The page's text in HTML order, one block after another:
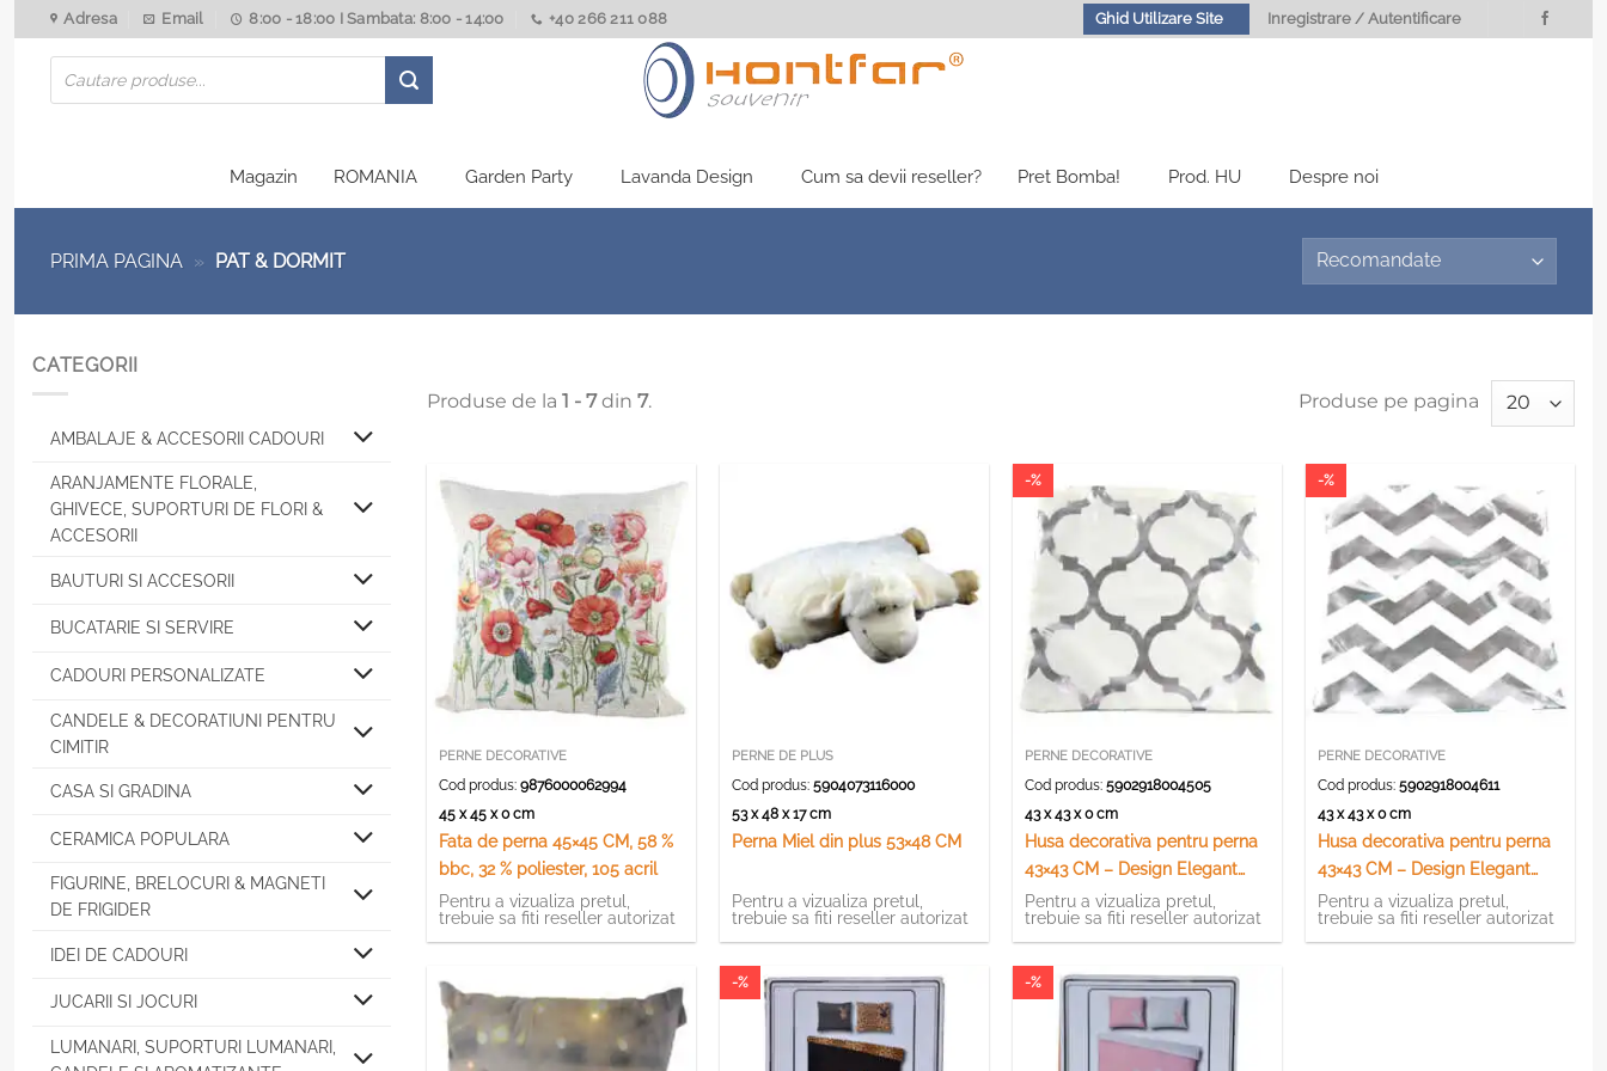
to
content
Adresa Email 8:00 - 18:00 I Sambata: 8:00 - 14:00 +40 266 211 088 Ghid Utilizare Site Inregistrare / Autentificare
Products
search
Magazin ROMANIA Garden Party Lavanda Design Cum sa devii reseller? Pret Bomba! Prod. HU Despre noi
PRIMA PAGINA » PAT & DORMIT
CATEGORII
AMBALAJE & ACCESORII CADOURI
ARANJAMENTE FLORALE,
GHIVECE, SUPORTURI DE FLORI &
ACCESORII
BAUTURI SI ACCESORII
BUCATARIE SI SERVIRE
CADOURI PERSONALIZATE
CANDELE & DECORATIUNI PENTRU
CIMITIR
CASA SI GRADINA
CERAMICA POPULARA
FIGURINE, BRELOCURI & MAGNETI
DE FRIGIDER
IDEI DE CADOURI
JUCARII SI JOCURI
LUMANARI, SUPORTURI LUMANARI,
Produse de la 1 - 7din 7. Produse pe pagina
PERNE DECORATIVE
Cod produs:9876000062994
45 x 45 x 0 cm
Fata de perna 45×45 CM, 58 %
bbc, 32 % poliester, 105 acril
Pentru a vizualiza pretul,
trebuie sa fiti reseller autorizat
PERNE DE PLUS
Cod produs:5904073116000
53 x 48 x 17 cm
Perna Miel din plus 53×48 CM
Pentru a vizualiza pretul,
trebuie sa fiti reseller autorizat
-%
PERNE DECORATIVE
Cod produs:5902918004505
43 x 43 x 0 cm
Husa decorativa pentru perna
43×43 CM – Design Elegant
(Model 1)
Pentru a vizualiza pretul,
trebuie sa fiti reseller autorizat
-%
PERNE DECORATIVE
Cod produs:5902918004611
43 x 43 x 0 cm
Husa decorativa pentru perna
43×43 CM – Design Elegant
(Model 3)
Pentru a vizualiza pretul,
trebuie sa fiti reseller autorizat
-% -%